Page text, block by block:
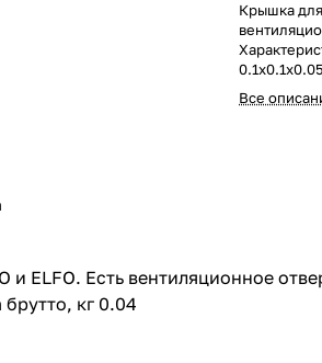
Крышка для
Все
ELFO. Есть вентиляционное
кг 0.04